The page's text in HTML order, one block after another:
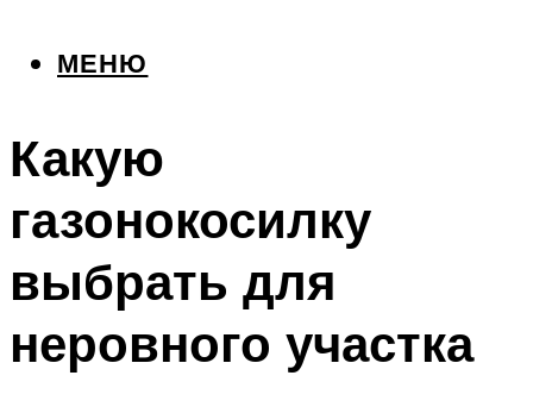
МЕНЮ
Какую
газонокосилку
выбрать для
неровного участка